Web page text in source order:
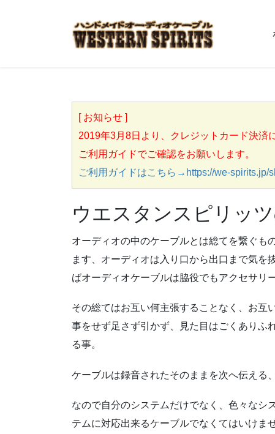
[ お知らせ ]
2019年3月8日より、クレジットカード決済
ご利用ガイドでご確認をお願いします。
ご利用ガイドはこちら→https://we-spirits.jp/
ウエスタンスピリッ
オーディオの中のケーブルとは総てを繋ぐも
ます、オーディオは入り口から出口まで気を
ばオーディオケーブルは脇役でもアクセサリ
その総てはお互い何主張することなく、お互
事をせず足さず引かず、見た目はごくありふ
る事。
ケーブルは録音されたそのままを次へ伝える
なので自分のシステムだけでなく、色々なシ
テムに対応出来るケーブルでなくてはいけませ